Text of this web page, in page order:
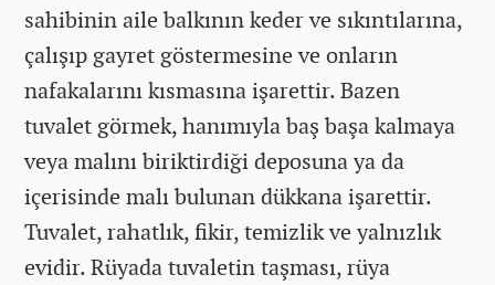
sahibinin aile balkının keder ve sıkıntılarına,
çalışıp gayret göstermesine ve onların
nafakalarını kısmasına işarettir. Bazen
tuvalet görmek, hanımıyla baş başa kalmaya
veya malını biriktirdiği deposuna ya da
içerisinde malı bulunan dükkana işarettir.
Tuvalet, rahatlık, fikir, temizlik ve yalnızlık
evidir. Rüyada tuvaletin taşması, rüya